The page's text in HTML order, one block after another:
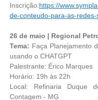
Inscrição:https://
de-conteudo-para-as-
26 de maio | Regional
Tema: Faça Planejamento
usando o CHATGPT
Palestrante: Érico Marques
Horário: 19h às 22h
Local: Refinaria Duque
Contagem - MG